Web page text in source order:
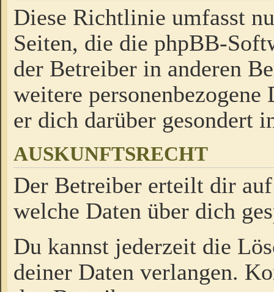
Diese Richtlinie umfasst
Seiten, die die phpBB-
der Betreiber in anderen
weitere
er dich darüber gesondert
AUSKUNFTSRECHT
Der Betreiber erteilt dir
welche Daten über dich
Du kannst jederzeit die
deiner Daten verlangen.